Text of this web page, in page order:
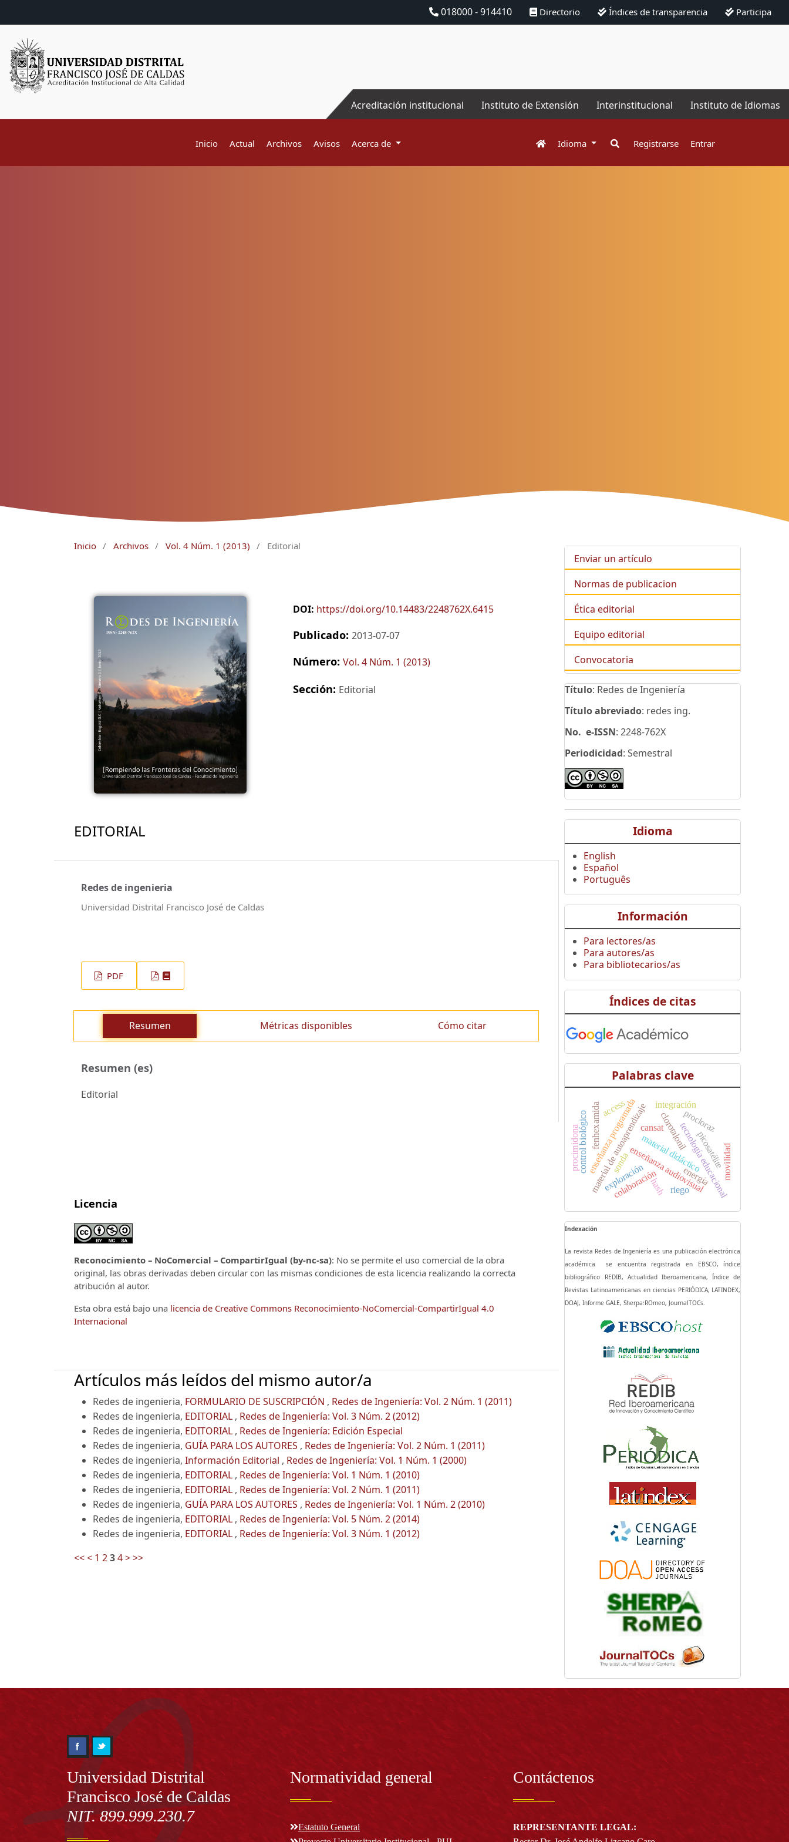
018000 - 914410 Directorio Índices de transparencia Participa
Acreditación institucional Instituto de Extensión Interinstitucional Instituto de Idiomas
Inicio Actual Archivos Avisos Acerca de Idioma Registrarse Entrar
Inicio / Archivos / Vol. 4 Núm. 1 (2013) / Editorial
DOI: https://doi.org/10.14483/2248762X.6415
Publicado: 2013-07-07
Número: Vol. 4 Núm. 1 (2013)
Sección: Editorial
EDITORIAL
Redes de ingenieria
Universidad Distrital Francisco José de Caldas
PDF
Resumen Métricas disponibles Cómo citar
Resumen (es)
Editorial
Licencia
Reconocimiento – NoComercial – CompartirIgual (by-nc-sa): No se permite el uso comercial de la obra
original, las obras derivadas deben circular con las mismas condiciones de esta licencia realizando la correcta
atribución al autor.
Esta obra está bajo una licencia de Creative Commons Reconocimiento-NoComercial-CompartirIgual 4.0
Internacional
Artículos más leídos del mismo autor/a
Redes de ingenieria, FORMULARIO DE SUSCRIPCIÓN , Redes de Ingeniería: Vol. 2 Núm. 1 (2011)
Redes de ingenieria, EDITORIAL , Redes de Ingeniería: Vol. 3 Núm. 2 (2012)
Redes de ingenieria, EDITORIAL , Redes de Ingeniería: Edición Especial
Redes de ingenieria, GUÍA PARA LOS AUTORES , Redes de Ingeniería: Vol. 2 Núm. 1 (2011)
Redes de ingenieria, Información Editorial , Redes de Ingeniería: Vol. 1 Núm. 1 (2000)
Redes de ingenieria, EDITORIAL , Redes de Ingeniería: Vol. 1 Núm. 1 (2010)
Redes de ingenieria, EDITORIAL , Redes de Ingeniería: Vol. 2 Núm. 1 (2011)
Redes de ingenieria, GUÍA PARA LOS AUTORES , Redes de Ingeniería: Vol. 1 Núm. 2 (2010)
Redes de ingenieria, EDITORIAL , Redes de Ingeniería: Vol. 5 Núm. 2 (2014)
Redes de ingenieria, EDITORIAL , Redes de Ingeniería: Vol. 3 Núm. 1 (2012)
<<< 1 234>>>
Enviar un artículo
Normas de publicacion
Ética editorial
Equipo editorial
Convocatoria
Título: Redes de Ingeniería
Título abreviado: redes ing.
No. e-ISSN: 2248-762X
Periodicidad: Semestral
Idioma
English
Español
Português
Información
Para lectores/as
Para autores/as
Para bibliotecarios/as
Índices de citas
Palabras clave
enseñanza audiovisual
tecnología educacional
material didáctico
material de autoaprendizaje
enseñanza programada clorotalonil
control biológicofenhexamida
procimidona
procloraz
cansat
exploración
picosatélite
sonda
colaboración
integración
energía movilidad
hash
access
riego
Indexación
La revista Redes de Ingeniería es una publicación electrónica
académica se encuentra registrada en EBSCO, índice
bibliográfico REDIB, Actualidad Iberoamericana, Índice de
Revistas Latinoamericanas en ciencias PERIÓDICA, LATINDEX,
DOAJ, Informe GALE, Sherpa:ROmeo, JournalTOCs.
Información
Universidad Distrital
Francisco José de Caldas
NIT. 899.999.230.7
Normatividad general
Estatuto General
Contáctenos
REPRESENTANTE LEGAL: